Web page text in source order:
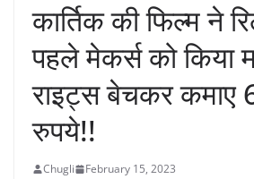
कार्तिक की फिल्म ने
पहले मेकर्स को किया
राइट्स बेचकर कमाए
रुपये!!
Chugli
February 15, 2023